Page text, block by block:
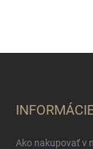
Ako nakupovať v